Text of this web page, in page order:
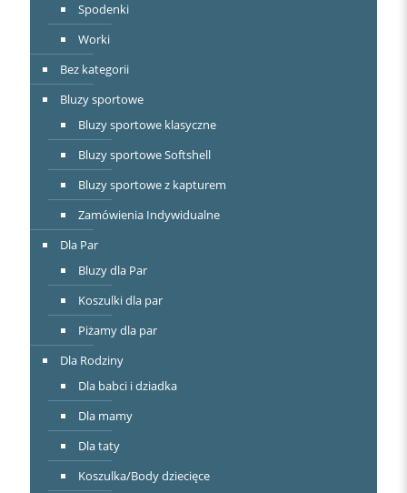
Spodenki
Worki
Bez kategorii
Bluzy sportowe
Bluzy sportowe klasyczne
Bluzy sportowe Softshell
Bluzy sportowe z kapturem
Zamówienia Indywidualne
Dla Par
Bluzy dla Par
Koszulki dla par
Piżamy dla par
Dla Rodziny
Dla babci i dziadka
Dla mamy
Dla taty
Koszulka/Body dziecięce